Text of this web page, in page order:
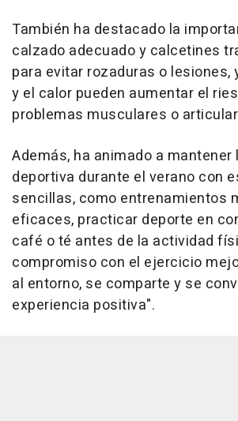
También ha destacado la
calzado adecuado y calcetines
para evitar rozaduras o lesiones,
y el calor pueden aumentar el
problemas musculares o
Además, ha animado a
deportiva durante el verano con
sencillas, como entrenamientos
eficaces, practicar deporte en
café o té antes de la actividad
compromiso con el ejercicio
al entorno, se comparte y se
experiencia positiva".